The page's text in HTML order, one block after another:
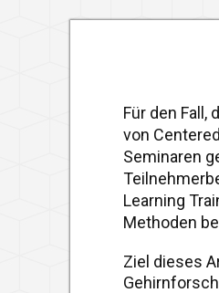
Für den Fall,
von
Seminaren
Learning
Methoden
Ziel dieses